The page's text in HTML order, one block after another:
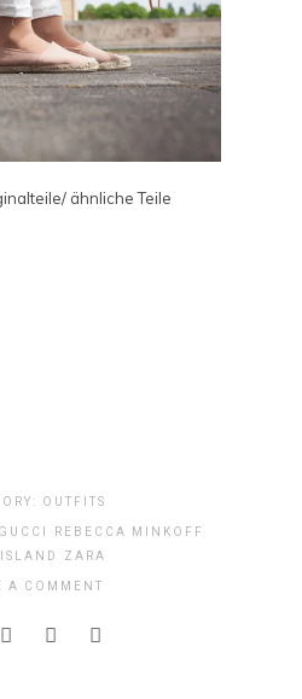
ähnliche Teile
OUTFITS
GUCCI
REBECCA MINKOFF
ZARA
A COMMENT